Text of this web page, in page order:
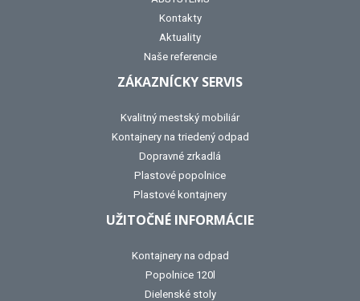
Kontakty
Aktuality
Naše referencie
ZÁKAZNÍCKY SERVIS
Kvalitný mestský mobiliár
Kontajnery na triedený odpad
Dopravné zrkadlá
Plastové popolnice
Plastové kontajnery
UŽITOČNÉ INFORMÁCIE
Kontajnery na odpad
Popolnice 120l
Dielenské stoly